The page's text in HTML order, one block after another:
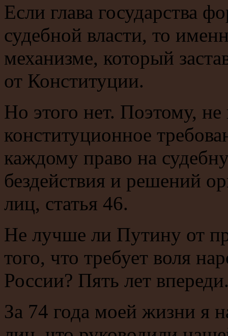
Если глава государства
судебной власти, то
механизме, который
от Конституции.
Но этого нет. Поэтому,
конституционное
каждому право на
бездействия и решений
лиц, статья 46.
Не лучше ли Путину от
того, что требует воля
России? Пять лет
За 74 года моей жизни я